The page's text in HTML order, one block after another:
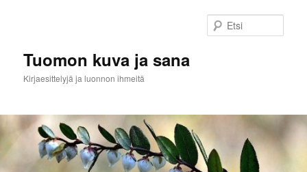
Tuomon kuva ja sana
Kirjaesittelyjä ja luonnon ihmeitä